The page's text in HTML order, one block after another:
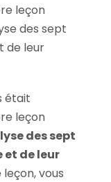
leçon
des sept
de leur
était
leçon
des sept
et de leur
vous